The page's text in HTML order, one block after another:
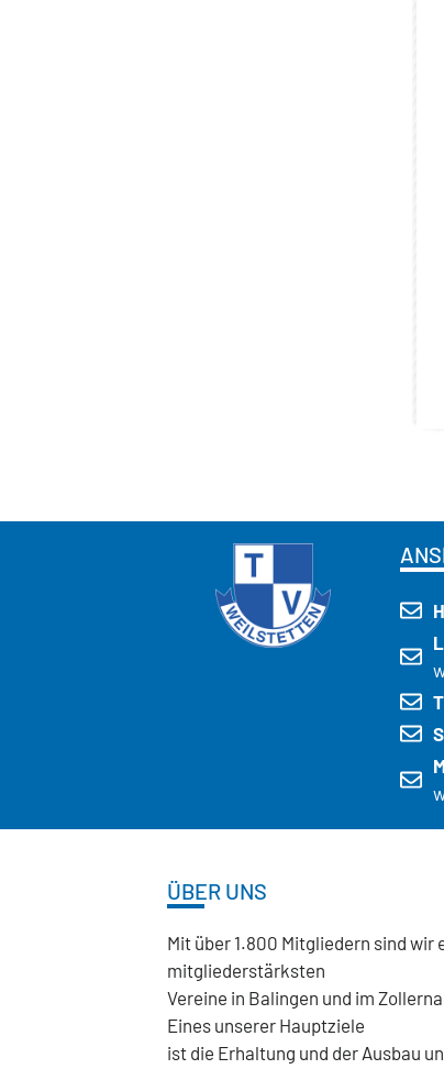
ÜBER UNS
Mit über 1.800 Mitgliedern sind wir
mitgliederstärksten
Vereine in Balingen und im
Eines unserer Hauptziele
ist die Erhaltung und der Ausbau